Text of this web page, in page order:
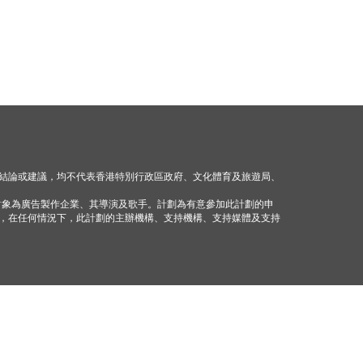
或建議，均不代表香港特別行政區政府、文化體育及旅遊局、
為廣告製作企業、其導演及歌手。計劃為有意參加此計劃的申
任何情況下，此計劃的主辦機構、支持機構、支持媒體及支持